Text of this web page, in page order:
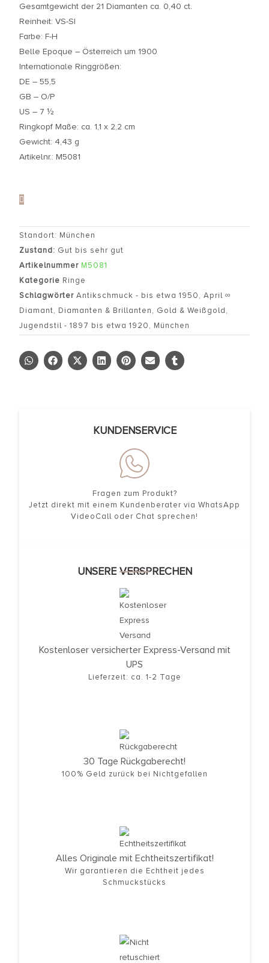
Gesamtgewicht der 21 Diamanten ca. 0,40 ct.
Reinheit: VS-SI
Farbe: F-H
Belle Epoque – Österreich um 1900
Internationale Ringgrößen:
DE – 55,5
GB – O/P
US – 7 ½
Ringkopf Maße: ca. 1,1 x 2,2 cm
Gewicht: 4,43 g
Artikelnr.: M5081
Standort: München
Zustand: Gut bis sehr gut
Artikelnummer M5081
Kategorie Ringe
Schlagwörter Antikschmuck - bis etwa 1950, April ∞
Diamant, Diamanten & Brillanten, Gold & Weißgold,
Jugendstil - 1897 bis etwa 1920, München
KUNDENSERVICE
Fragen zum Produkt?
Jetzt direkt mit einem Kundenberater via WhatsApp
VideoCall oder Chat sprechen!
UNSERE VERSPRECHEN
Kostenloser versicherter Express-Versand mit
UPS
Lieferzeit: ca. 1-2 Tage
30 Tage Rückgaberecht!
100% Geld zurück bei Nichtgefallen
Alles Originale mit Echtheitszertifikat!
Wir garantieren die Echtheit jedes
Schmuckstücks